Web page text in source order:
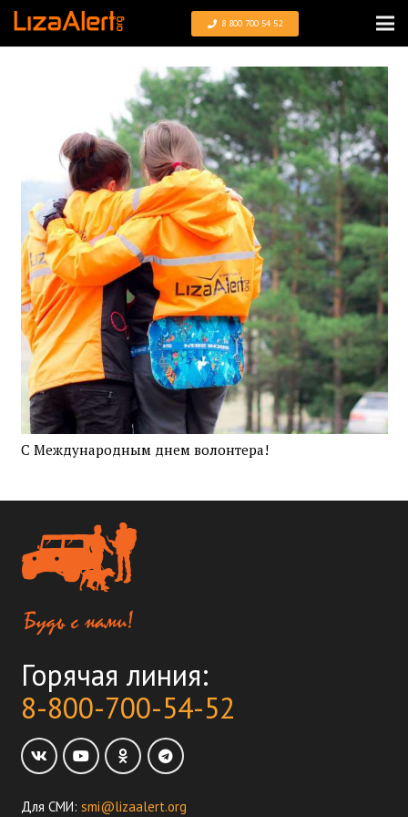
8 800 700 54 52
С Международным днем волонтера!
Горячая линия:
8-800-700-54-52
Для СМИ: smi@lizaalert.org